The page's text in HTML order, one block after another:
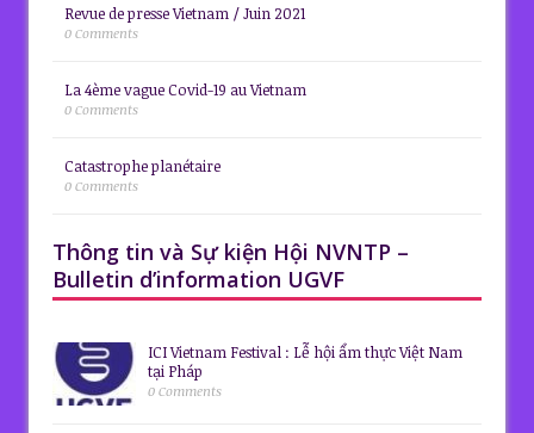
Revue de presse Vietnam / Juin 2021
0 Comments
La 4ème vague Covid-19 au Vietnam
0 Comments
Catastrophe planétaire
0 Comments
Thông tin và Sự kiện Hội NVNTP –
Bulletin d’information UGVF
ICI Vietnam Festival : Lễ hội ẩm thực Việt Nam
tại Pháp
0 Comments